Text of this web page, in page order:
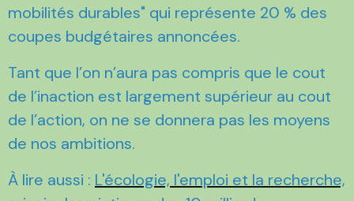
mobilités durables" qui représente 20 % des
coupes budgétaires annoncées.
Tant que l’on n’aura pas compris que le cout
de l’inaction est largement supérieur au cout
de l’action, on ne se donnera pas les moyens
de nos ambitions.
À lire aussi : L'écologie, l'emploi et la recherche,